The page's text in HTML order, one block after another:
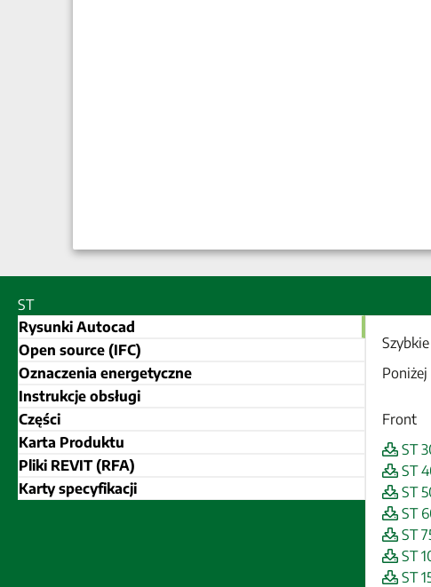
ST
Rysunki Autocad
Open source (IFC)
Oznaczenia energetyczne
Instrukcje obsługi
Części
Karta Produktu
Pliki REVIT (RFA)
Karty specyfikacji
Front
ST
ST
ST
ST
ST
ST
ST